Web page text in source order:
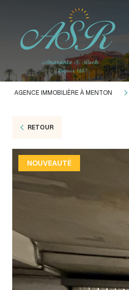
AGENCE IMMOBILIÈRE À MENTON
RETOUR
NOUVEAUTÉ